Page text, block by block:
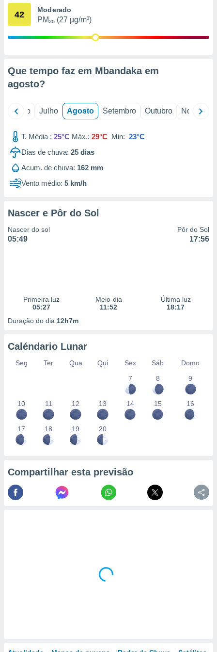
estudos
1199
42 Moderado
PM₂₅ (27 µg/m³)
Que tempo faz em Mbandaka em
agosto?
Junho Julho Agosto Setembro Outubro Novembro
T. Média : 25°C Máx.: 29°C Min: 23°C
Dias de chuva: 25 dias
Acum. de chuva: 162 mm
Vento médio: 5 km/h
Nascer e Pôr do Sol
Nascer do sol
05:49
Pôr do Sol
17:56
Primeira luz
05:27
Meio-dia
11:52
Última luz
18:17
Duração do dia 12h7m
Caléndario Lunar
Seg Ter Qua Qui Sex Sáb
Domo
7
8 9
10 11 12 13 14 15 16
17 18 19 20
Compartilhar esta previsão